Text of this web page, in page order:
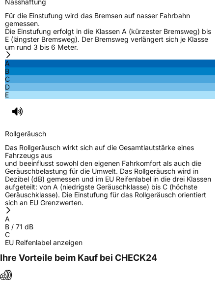
Rollgeräusch (Klasse) B
Rollgeräusch (dB)71
Fahrzeugklasse
EPREL ID
Allgemeine Produktsicherheit (GPSR)
Herstellerkontakt
12 40549 Düsseldorf, Deutschland,
www.yokohama.eu
Für die Einstufung wird das Bremsen auf nasser Fahrbahn
gemessen.
Die Einstufung erfolgt in die Klassen A (kürzester Bremsweg) bis
E (längster Bremsweg). Der Bremsweg verlängert sich je Klasse
um rund 3 bis 6 Meter.
A
B
C
D
E
Rollgeräusch
Das Rollgeräusch wirkt sich auf die Gesamtlautstärke eines
Fahrzeugs aus
und beeinflusst sowohl den eigenen Fahrkomfort als auch die
Geräuschbelastung für die Umwelt. Das Rollgeräusch wird in
Dezibel (dB) gemessen und im EU Reifenlabel in die drei Klassen
aufgeteilt: von A (niedrigste Geräuschklasse) bis C (höchste
Geräuschklasse). Die Einstufung für das Rollgeräusch orientiert
sich an EU Grenzwerten.
A
B / 71 dB
C
EU Reifenlabel anzeigen
Ihre Vorteile beim Kauf bei CHECK24